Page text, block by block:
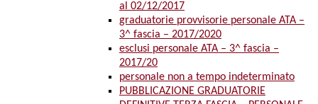
al 02/12/2017
graduatorie provvisorie personale ATA –
3^ fascia – 2017/2020
esclusi personale ATA – 3^ fascia –
2017/20
personale non a tempo indeterminato
PUBBLICAZIONE GRADUATORIE